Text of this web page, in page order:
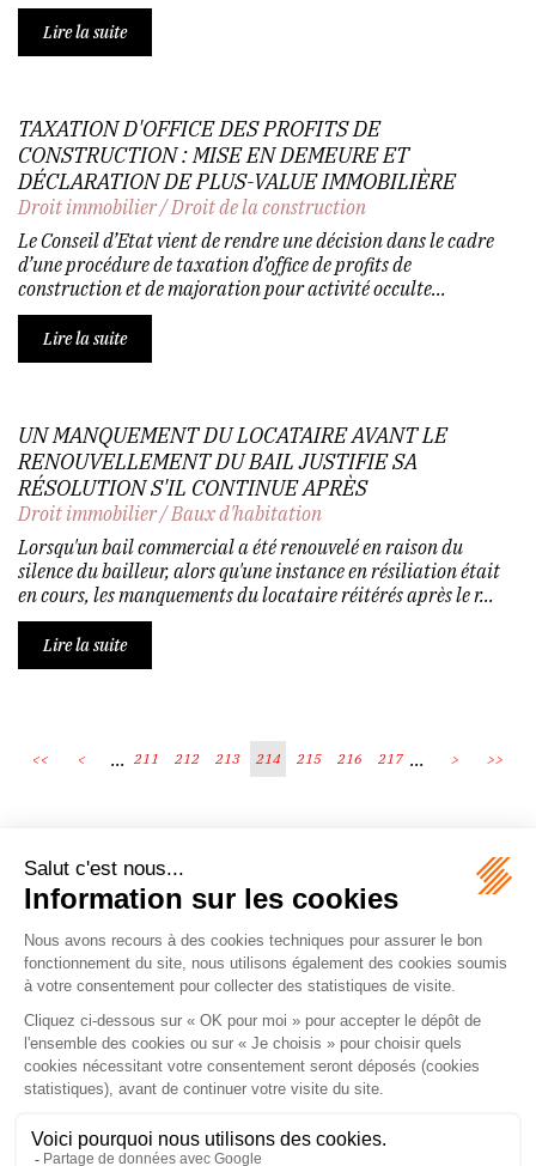
Lire la suite
TAXATION D'OFFICE DES PROFITS DE
CONSTRUCTION : MISE EN DEMEURE ET
DÉCLARATION DE PLUS-VALUE IMMOBILIÈRE
Droit immobilier/Droit de la construction
Le Conseil d’Etat vient de rendre une décision dans le cadre
d’une procédure de taxation d’office de profits de
construction et de majoration pour activité occulte...
Lire la suite
UN MANQUEMENT DU LOCATAIRE AVANT LE
RENOUVELLEMENT DU BAIL JUSTIFIE SA
RÉSOLUTION S'IL CONTINUE APRÈS
Droit immobilier/Baux d'habitation
Lorsqu'un bail commercial a été renouvelé en raison du
silence du bailleur, alors qu'une instance en résiliation était
en cours, les manquements du locataire réitérés après le r...
Lire la suite
<< < ... 211 212 213 214 215 216 217 ... > >>
Écosystème
Carrières
Honoraires
Contacts
Mentions légales
Plan du site
Espace client